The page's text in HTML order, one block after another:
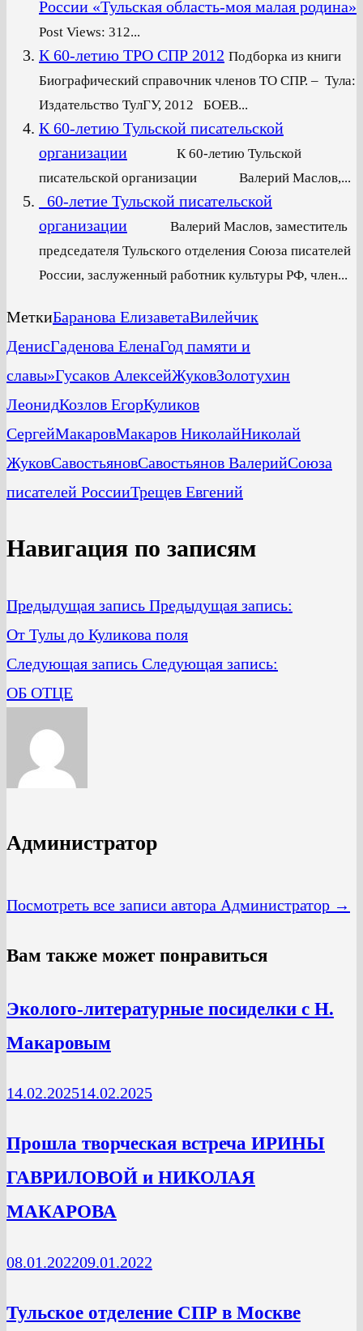
России «Тульская область-моя малая родина»
Post Views: 312...
К 60-летию ТРО СПР 2012 Подборка из книги
Биографический справочник членов ТО СПР. – Тула:
Издательство ТулГУ, 2012 БОЕВ...
К 60-летию Тульской писательской
организации
К 60-летию Тульской
писательской организации Валерий Маслов,...
60-летие Тульской писательской
организации
Валерий Маслов, заместитель
председателя Тульского отделения Союза писателей
России, заслуженный работник культуры РФ, член...
МеткиБаранова ЕлизаветаВилейчик
ДенисГаденова ЕленаГод памяти и
славы»Гусаков АлексейЖуковЗолотухин
ЛеонидКозлов ЕгорКуликов
СергейМакаровМакаров НиколайНиколай
ЖуковСавостьяновСавостьянов ВалерийСоюза
писателей РоссииТрещев Евгений
Навигация по записям
Предыдущая запись Предыдущая запись:
От Тулы до Куликова поля
Следующая запись Следующая запись:
ОБ ОТЦЕ
Администратор
Посмотреть все записи автора Администратор →
Вам также может понравиться
Эколого-литературные посиделки с Н.
Макаровым
14.02.202514.02.2025
Прошла творческая встреча ИРИНЫ
ГАВРИЛОВОЙ и НИКОЛАЯ
МАКАРОВА
08.01.202209.01.2022
Тульское отделение СПР в Москве